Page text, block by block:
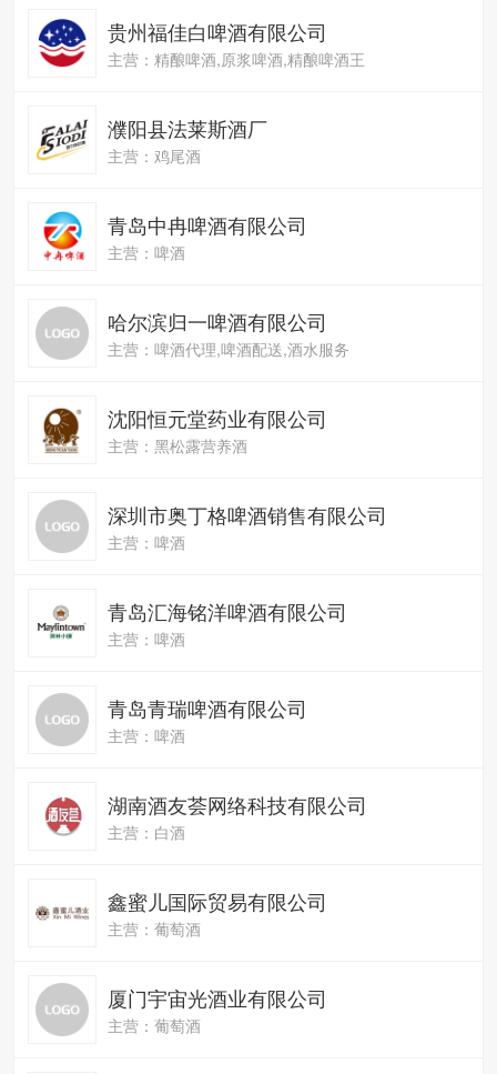
贵州福佳白啤酒有限公司
主营：精酿啤酒,原浆啤酒,精酿啤酒王
濮阳县法莱斯酒厂
主营：鸡尾酒
青岛中冉啤酒有限公司
主营：啤酒
哈尔滨归一啤酒有限公司
主营：啤酒代理,啤酒配送,酒水服务
沈阳恒元堂药业有限公司
主营：黑松露营养酒
深圳市奥丁格啤酒销售有限公司
主营：啤酒
青岛汇海铭洋啤酒有限公司
主营：啤酒
青岛青瑞啤酒有限公司
主营：啤酒
湖南酒友荟网络科技有限公司
主营：白酒
鑫蜜儿国际贸易有限公司
主营：葡萄酒
厦门宇宙光酒业有限公司
主营：葡萄酒